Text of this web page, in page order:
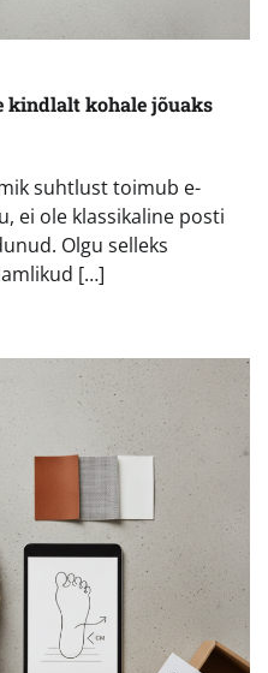
kindlalt kohale jõuaks
suhtlust toimub e-
ei ole klassikaline posti
Olgu selleks
[…]